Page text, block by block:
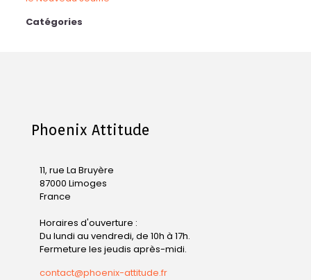
Catégories
Phoenix Attitude
11, rue La Bruyère
87000 Limoges
France
Horaires d'ouverture :
Du lundi au vendredi, de 10h à 17h.
Fermeture les jeudis après-midi.
contact@phoenix-attitude.fr